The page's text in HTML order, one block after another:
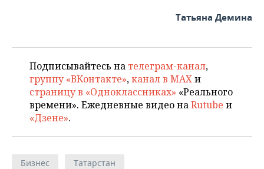
Татьяна Демина
Подписывайтесь на телеграм-канал,
группу «ВКонтакте»,канал в MAXи
страницу в «Одноклассниках» «Реального
времени». Ежедневные видео наRutube и
«Дзене».
Бизнес Татарстан